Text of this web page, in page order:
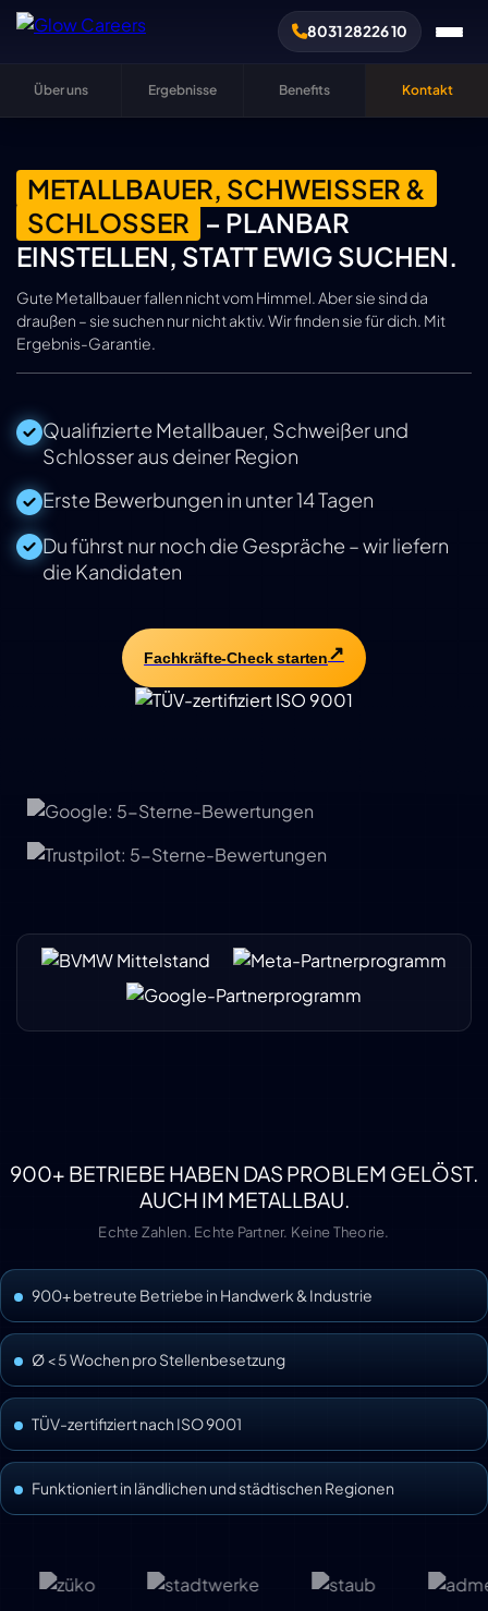
8031 28226 10
Über uns Ergebnisse Benefits Kontakt
METALLBAUER, SCHWEISSER & S
CHLOSSER
– PLANBAR
EINSTELLEN, STATT EWIG SUCHEN.
Gute Metallbauer fallen nicht vom Himmel. Aber sie sind da
draußen – sie suchen nur nicht aktiv. Wir finden sie für dich. Mit
Ergebnis-Garantie.
Qualifizierte Metallbauer, Schweißer und
Schlosser aus deiner Region
Erste Bewerbungen in unter 14 Tagen
Du führst nur noch die Gespräche – wir liefern
die Kandidaten
Fachkräfte-Check starten
900+ BETRIEBE HABEN DAS PROBLEM GELÖST.
AUCH IM METALLBAU.
Echte Zahlen. Echte Partner. Keine Theorie.
900+ betreute Betriebe in Handwerk & Industrie
Ø < 5 Wochen pro Stellenbesetzung
TÜV-zertifiziert nach ISO 9001
Funktioniert in ländlichen und städtischen Regionen